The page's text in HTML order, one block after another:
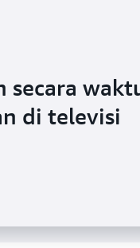
secara
di televisi